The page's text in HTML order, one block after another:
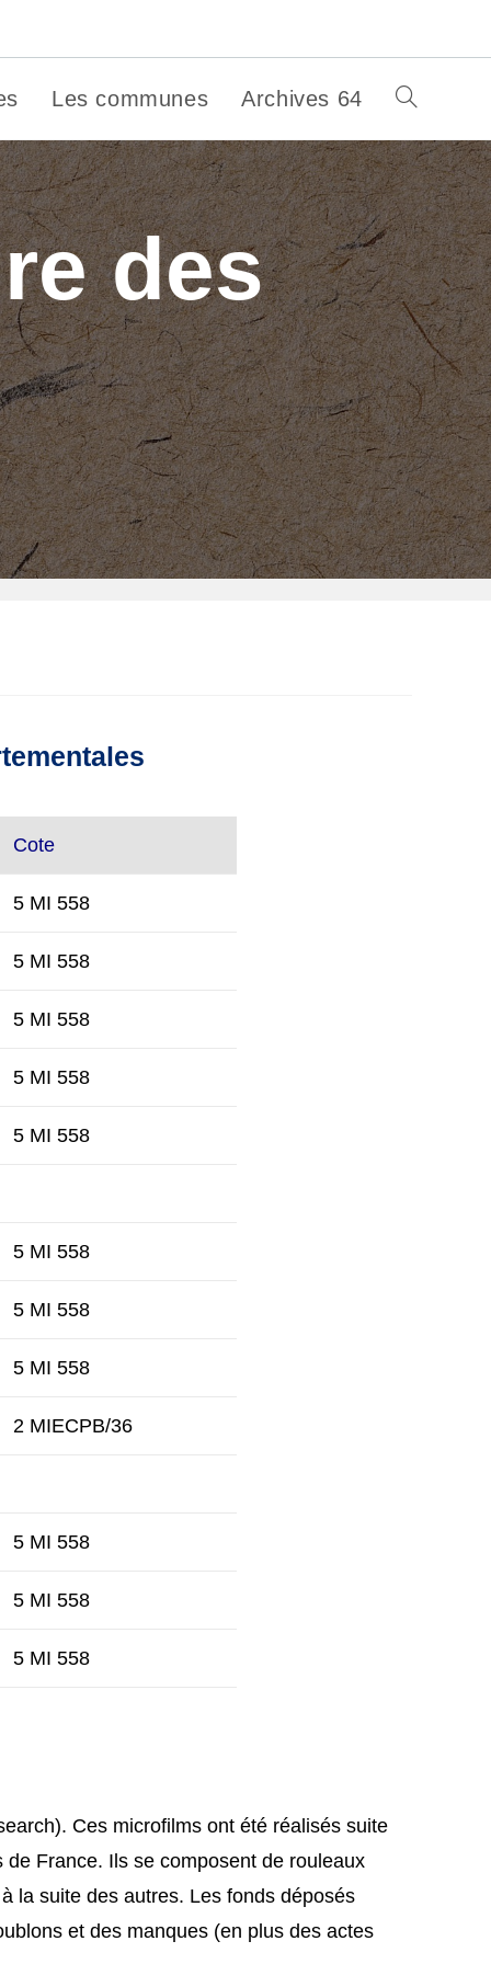
Les communes Archives 64 Toggle
website
search
des
Cote
5 MI 558
5 MI 558
5 MI 558
5 MI 558
5 MI 558
5 MI 558
5 MI 558
5 MI 558
2 MIECPB/36
5 MI 558
5 MI 558
5 MI 558
Ces microfilms ont été réalisés suite
France. Ils se composent de rouleaux
la suite des autres. Les fonds déposés
et des manques (en plus des actes